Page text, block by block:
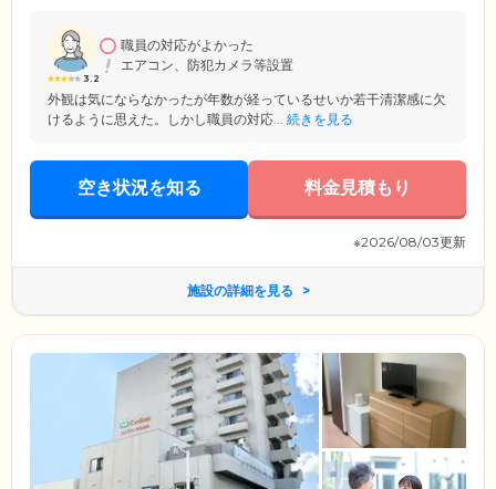
ています。月々の利用料金もリーズナブルに設定していますので、費用
面でお悩みの方もぜひ一度ご相談ください。
3.2
職員の対応がよかった
エアコン、防犯カメラ等設置
外観は気にならなかったが年数が経っているせいか若干清潔感に欠
けるように思えた。しかし職員の対応... 続きを見る
空き状況を知る 料金見積もり
※2026/08/03更新
施設の詳細を見る